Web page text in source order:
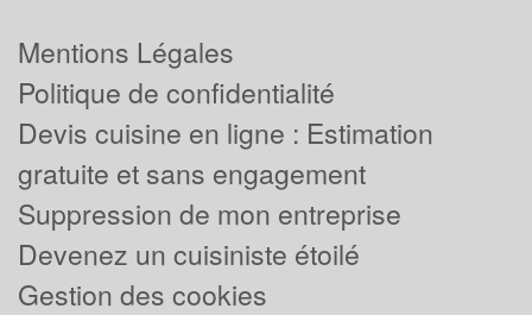
Mentions Légales
Politique de confidentialité
Devis cuisine en ligne : Estimation
gratuite et sans engagement
Suppression de mon entreprise
Devenez un cuisiniste étoilé
Gestion des cookies